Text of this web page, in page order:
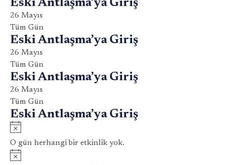
Eski Antlaşma’ya Giriş
26 Mayıs
Tüm Gün
Eski Antlaşma’ya Giriş
26 Mayıs
Tüm Gün
Eski Antlaşma’ya Giriş
26 Mayıs
Tüm Gün
Eski Antlaşma’ya Giriş
Notice
O gün herhangi bir etkinlik yok.
Notice